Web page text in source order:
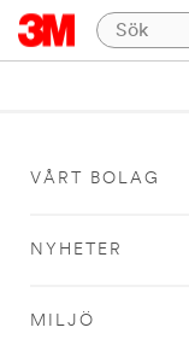
VÅRT BOLAG
NYHETER
MILJÖ